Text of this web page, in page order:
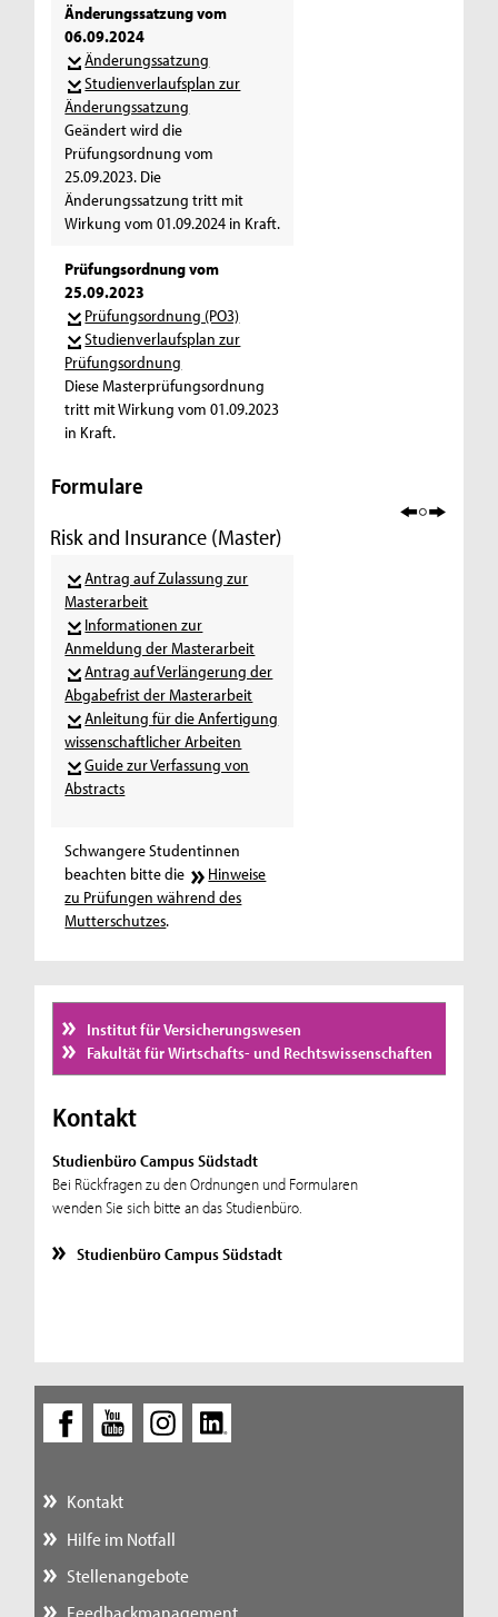
Änderungssatzung vom
06.09.2024
Änderungssatzung
Studienverlaufsplan zur
Änderungssatzung
Geändert wird die
Prüfungsordnung vom
25.09.2023. Die
Änderungssatzung tritt mit
Wirkung vom 01.09.2024 in Kraft.
Prüfungsordnung vom
25.09.2023
Prüfungsordnung (PO3)
Studienverlaufsplan zur
Prüfungsordnung
Diese Masterprüfungsordnung
tritt mit Wirkung vom 01.09.2023
in Kraft.
Formulare
Risk and Insurance (Master)
Antrag auf Zulassung zur
Masterarbeit
Informationen zur
Anmeldung der Masterarbeit
Antrag auf Verlängerung der
Abgabefrist der Masterarbeit
Anleitung für die Anfertigung
wissenschaftlicher Arbeiten
Guide zur Verfassung von
Abstracts
Schwangere Studentinnen
beachten bitte die
Hinweise
zu Prüfungen während des
Mutterschutzes.
Institut für Versicherungswesen
Fakultät für Wirtschafts- und Rechtswissenschaften
Kontakt
Studienbüro Campus Südstadt
Bei Rückfragen zu den Ordnungen und Formularen
wenden Sie sich bitte an das Studienbüro.
Studienbüro Campus Südstadt
Kontakt
Hilfe im Notfall
Stellenangebote
Feedbackmanagement